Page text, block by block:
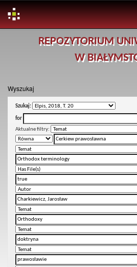
REPOZYTORIUM
W
Wyszukaj
Szukaj:
for
Aktualne filtry: